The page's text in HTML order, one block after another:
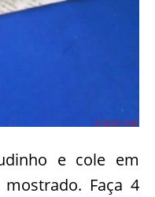
e cole em
Faça 4